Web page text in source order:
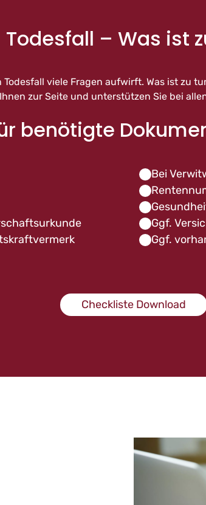
Todesfall – Was ist
Todesfall viele Fragen aufwirft. Was ist zu
zur Seite und unterstützen Sie bei
benötigte
Bei
Ggf.
Ggf.
Checkliste Download